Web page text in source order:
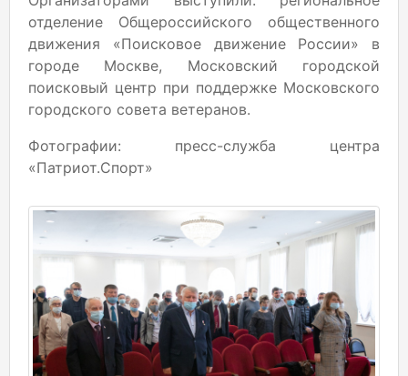
отделение Общероссийского общественного
движения «Поисковое движение России» в
городе Москве, Московский городской
поисковый центр при поддержке Московского
городского совета ветеранов.
Фотографии: пресс-служба центра
«Патриот.Спорт»